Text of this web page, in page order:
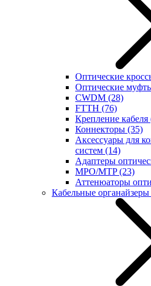
Оптические
Оптические
CWDM (28)
FTTH (76)
Крепление кабеля
Коннекторы (35)
Аксессуары для
систем (14)
Адаптеры
MPO/MTP(23)
Аттенюаторы
Кабельные